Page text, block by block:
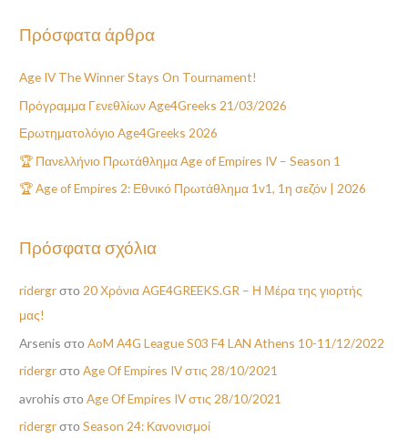
ζ
σ
η
γ
α
Πρόσφατα άρθρα
Age IV The Winner Stays On Tournament!
Πρόγραμμα Γενεθλίων Age4Greeks 21/03/2026
Ερωτηματολόγιο Age4Greeks 2026
🏆 Πανελλήνιο Πρωτάθλημα Age of Empires IV – Season 1
🏆 Age of Empires 2: Εθνικό Πρωτάθλημα 1v1, 1η σεζόν | 2026
Πρόσφατα σχόλια
ridergrστο 20 Χρόνια AGE4GREEKS.GR – Η Μέρα της γιορτής
μας!
Arsenis στοAoM A4G League S03 F4 LAN Athens 10-11/12/2022
ridergrστοAge Of Empires IV στις 28/10/2021
avrohis στοAge Of Empires IV στις 28/10/2021
ridergrστοSeason 24: Κανονισμοί